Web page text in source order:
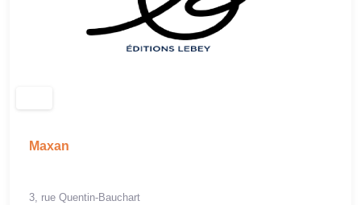
Maxan
3, rue Quentin-Bauchart